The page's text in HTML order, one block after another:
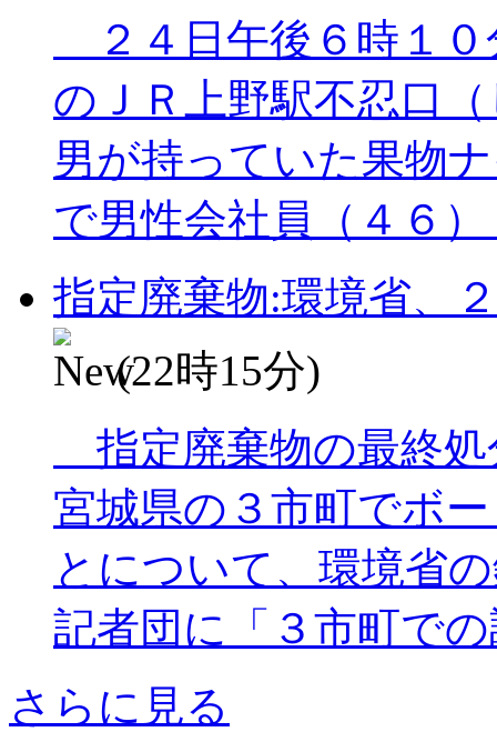
２４日午後６時１０
のＪＲ上野駅不忍口
男が持っていた果物
で男性会社員（４６）
指定廃棄物:環境省、
(22時15分)
指定廃棄物の最終処
宮城県の３市町でボ
とについて、環境省
記者団に「３市町での
さらに見る